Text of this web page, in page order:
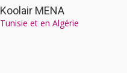
Koolair MENA
Tunisie et en Algérie